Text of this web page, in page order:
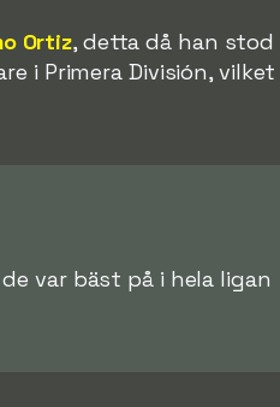
Ortiz, detta då han
i Primera División, vilket
var bäst på i hela ligan